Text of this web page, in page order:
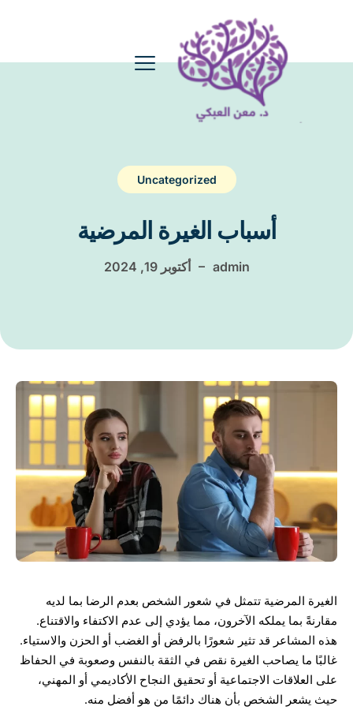
Uncategorized
أسباب الغيرة المرضية
admin
– أكتوبر 19, 2024
الغيرة المرضية تتمثل في شعور الشخص بعدم الرضا بما لديه
مقارنةً بما يملكه الآخرون، مما يؤدي إلى عدم الاكتفاء والاقتناع.
هذه المشاعر قد تثير شعورًا بالرفض أو الغضب أو الحزن والاستياء.
غالبًا ما يصاحب الغيرة نقص في الثقة بالنفس وصعوبة في الحفاظ
على العلاقات الاجتماعية أو تحقيق النجاح الأكاديمي أو المهني،
حيث يشعر الشخص بأن هناك دائمًا من هو أفضل منه.